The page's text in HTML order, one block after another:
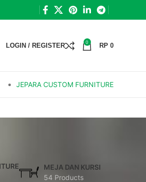
LOGIN / REGISTER 0 RP 0
JEPARA CUSTOM FURNITURE
MEJA DAN KURSI
54 Products